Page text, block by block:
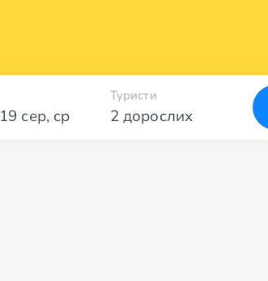
19 сер, ср 2 дорослих
Туристи